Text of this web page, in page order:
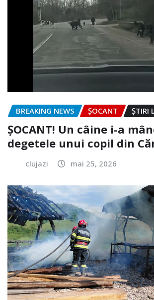
BREAKING NEWS ȘOCANT ȘTIRI
ȘOCANT! Un câine i-a
degetele unui copil din
clujazi mai 25, 2026